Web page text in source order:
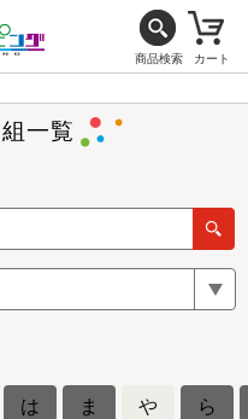
商品検索 カート
一覧
は ま や ら